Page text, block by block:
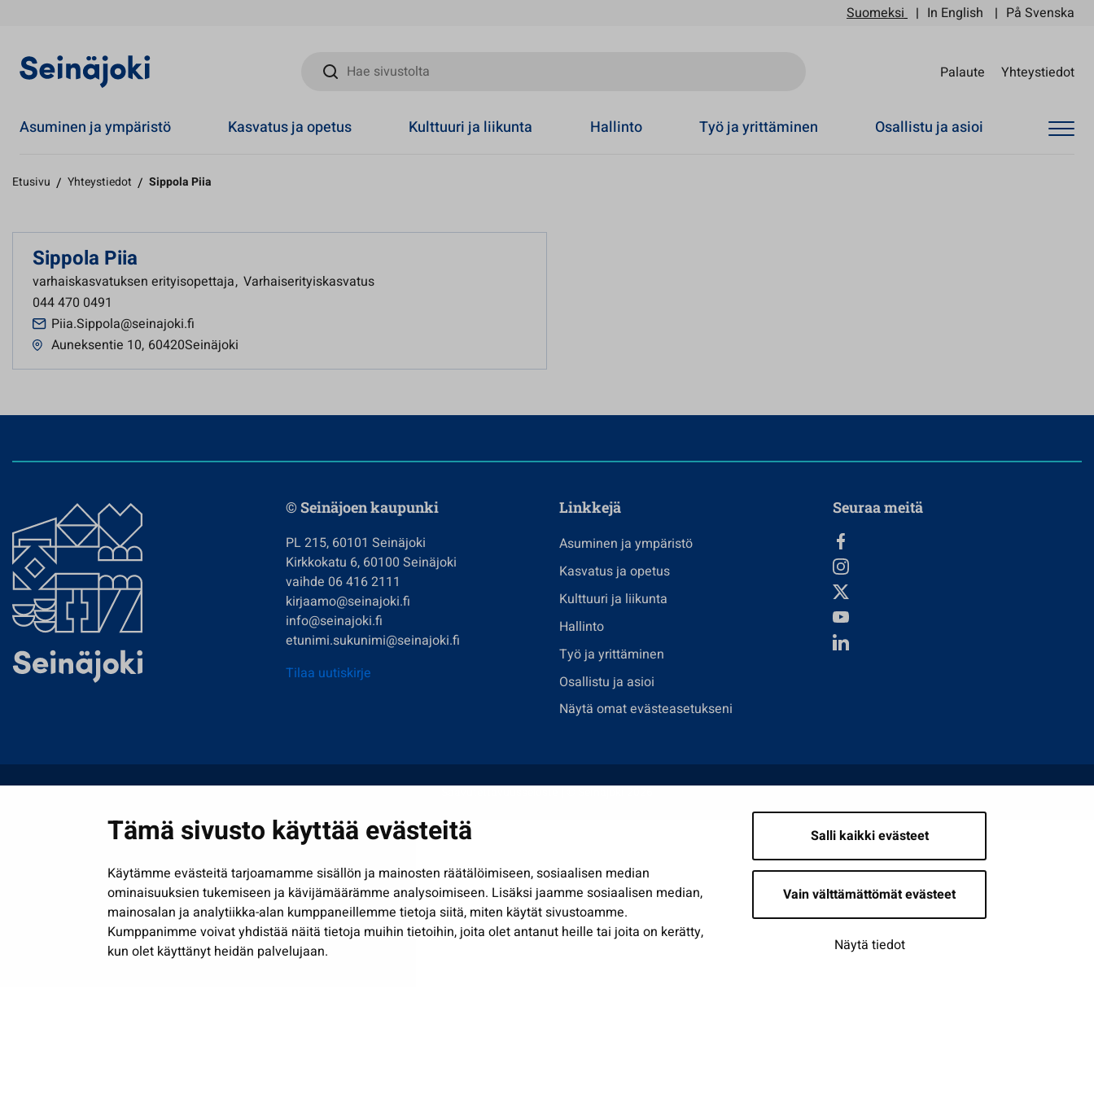
Tämä sivusto käyttää evästeitä
Käytämme evästeitä tarjoamamme sisällön ja mainosten räätälöimiseen, sosiaalisen median
ominaisuuksien tukemiseen ja kävijämäärämme analysoimiseen. Lisäksi jaamme sosiaalisen median,
mainosalan ja analytiikka-alan kumppaneillemme tietoja siitä, miten käytät sivustoamme.
Kumppanimme voivat yhdistää näitä tietoja muihin tietoihin, joita olet antanut heille tai joita on kerätty,
kun olet käyttänyt heidän palvelujaan.
Salli kaikki evästeet
Vain välttämättömät evästeet
Näytä tiedot
Suomeksi In English På Svenska
Hae sivustolta
Palaute Yhteystiedot
Asuminen ja ympäristö Kasvatus ja opetus Kulttuuri ja liikunta Hallinto Työ ja yrittäminen Osallistu ja asioi
Etusivu / Yhteystiedot / Sippola Piia
Sippola Piia
varhaiskasvatuksen erityisopettaja, Varhaiserityiskasvatus
044 470 0491
Piia.Sippola@seinajoki.fi
Auneksentie 10, 60420Seinäjoki
© Seinäjoen kaupunki
PL 215, 60101 Seinäjoki
Kirkkokatu 6, 60100 Seinäjoki
vaihde 06 416 2111
kirjaamo@seinajoki.fi
info@seinajoki.fi
etunimi.sukunimi@seinajoki.fi
Tilaa uutiskirje
Linkkejä
Asuminen ja ympäristö
Kasvatus ja opetus
Kulttuuri ja liikunta
Hallinto
Työ ja yrittäminen
Osallistu ja asioi
Näytä omat evästeasetukseni
Seuraa meitä